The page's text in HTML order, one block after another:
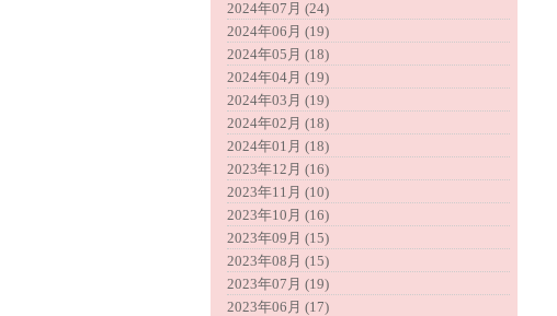
2024年07月 (24)
2024年06月 (19)
2024年05月 (18)
2024年04月 (19)
2024年03月 (19)
2024年02月 (18)
2024年01月 (18)
2023年12月 (16)
2023年11月 (10)
2023年10月 (16)
2023年09月 (15)
2023年08月 (15)
2023年07月 (19)
2023年06月 (17)